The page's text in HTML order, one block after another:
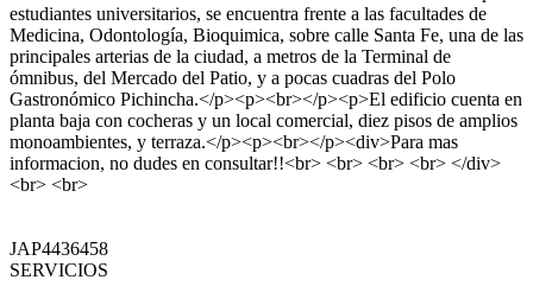
estudiantes universitarios, se encuentra frente a las facultades de
Medicina, Odontología, Bioquimica, sobre calle Santa Fe, una de las
principales arterias de la ciudad, a metros de la Terminal de
ómnibus, del Mercado del Patio, y a pocas cuadras del Polo
Gastronómico Pichincha.</p><p><br></p><p>El edificio cuenta en
planta baja con cocheras y un local comercial, diez pisos de amplios
monoambientes, y terraza.</p><p><br></p><div>Para mas
informacion, no dudes en consultar!!<br> <br> <br> <br> </div>
<br> <br>
JAP4436458
SERVICIOS